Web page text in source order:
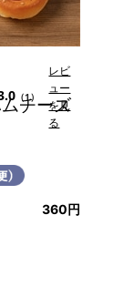
チーズ
（1）
レビ
ュー
を見
る
360円